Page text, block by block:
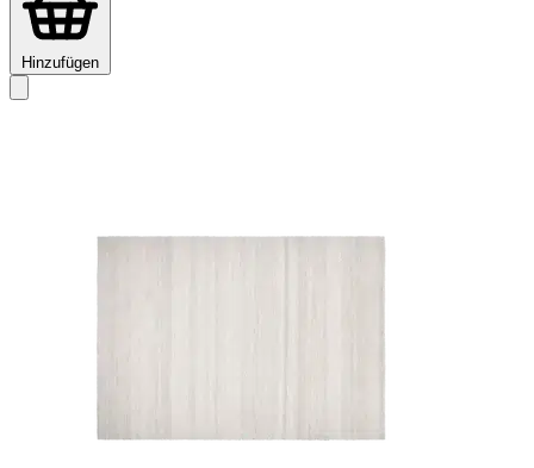
Hinzufügen